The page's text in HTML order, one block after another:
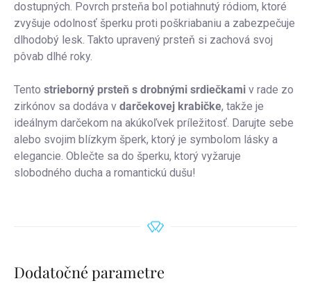
dostupných. Povrch prsteňa bol potiahnutý ródiom, ktoré
zvyšuje odolnosť šperku proti poškriabaniu a zabezpečuje
dlhodobý lesk. Takto upravený prsteň si zachová svoj
pôvab dlhé roky.
Tento strieborný prsteň s drobnými srdiečkami v rade zo
zirkónov sa dodáva v darčekovej krabičke, takže je
ideálnym darčekom na akúkoľvek príležitosť. Darujte sebe
alebo svojim blízkym šperk, ktorý je symbolom lásky a
elegancie. Oblečte sa do šperku, ktorý vyžaruje
slobodného ducha a romantickú dušu!
Dodatočné parametre